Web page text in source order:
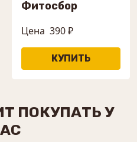
Фитосбор
Цена 390 ₽
ПОКУПАТЬ У